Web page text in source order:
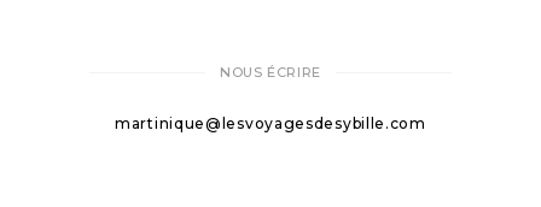
NOUS ÉCRIRE
martinique@lesvoyagesdesybille.com